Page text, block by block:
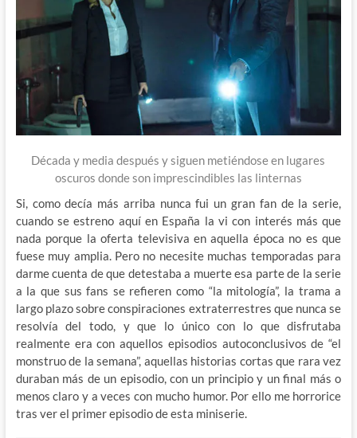
Década y media después y siguen metiéndose en lugares
oscuros donde son imprescindibles las linternas
Si, como decía más arriba nunca fui un gran fan de la serie,
cuando se estreno aquí en España la vi con interés más que
nada porque la oferta televisiva en aquella época no es que
fuese muy amplia. Pero no necesite muchas temporadas para
darme cuenta de que detestaba a muerte esa parte de la serie
a la que sus fans se refieren como “la mitología”, la trama a
largo plazo sobre conspiraciones extraterrestres que nunca se
resolvía del todo, y que lo único con lo que disfrutaba
realmente era con aquellos episodios autoconclusivos de “el
monstruo de la semana”, aquellas historias cortas que rara vez
duraban más de un episodio, con un principio y un final más o
menos claro y a veces con mucho humor. Por ello me horrorice
tras ver el primer episodio de esta miniserie.